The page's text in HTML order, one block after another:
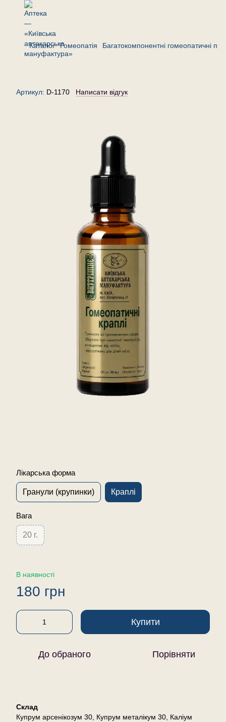
Каталог Гомеопатія Багатокомпонентні гомеопатичні
Комплекс «При судомах» —
Артикул: D-1170 Написати відгук
Лікарська форма
Гранули (крупинки) Краплі
Вага
20 г.
В наявності
180 грн
Купити
До обраного Порівняти
Склад
Купрум арсенікозум 30, Купрум металікум 30, Каліум